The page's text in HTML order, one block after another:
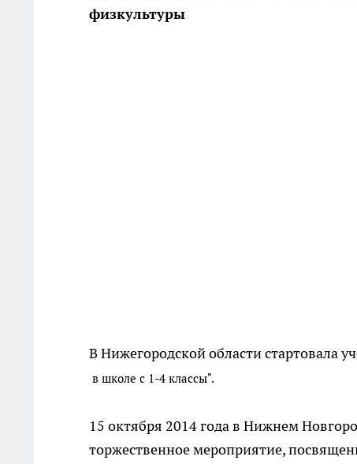
физкультуры
В Нижегородской области стартовала
в школе с 1-4 классы".
15 октября 2014 года в Нижнем
торжественное мероприятие,